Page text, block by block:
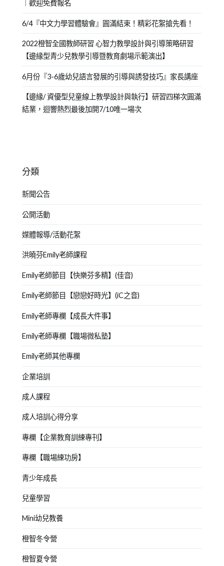
｜歡迎免費報名
6/4『中文力學習體驗會』圓滿結束！精彩花絮搶先看！
2022橙智全國教師研習 心智力教學設計與引導策略研習
【邊緣型青少兒教學引導暨教育劇場示範演出】
6月份『3-6歲幼兒語言發展的引導與誘發技巧』家長講座
【邊緣/ 資優型兒童線上教學設計與執行】研習四梯次圓滿
結業，迴響熱烈最後加開7/10唯一場次
分類
新聞公告
公開活動
媒體報導/活動花絮
洪曉芬Emily老師課程
Emily老師節目【快樂芬多精】(佳音)
Emily老師節目【戀戀好時光】(iC之音)
Emily老師專欄【成長大件事】
Emily老師專欄【職場微私塾】
Emily老師其他專欄
企業培訓
成人課程
成人培訓心得分享
專欄【企業教育訓練專刊】
專欄【職場練功房】
青少年成長
兒童學習
Mini幼兒教養
橙智冬令營
橙智夏令營